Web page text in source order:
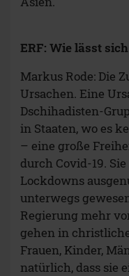
ERF: Wie lässt
Markus Rode: Die
Ursachen. Eine
Dschihadisten-
in Staaten, wo es
– eine große
durch Covid-19.
Lockdowns
unterwegs
Regierung mehr
gehen in
Frauen, Kinder,
natürlich, dass sie